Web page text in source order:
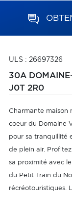
ULS : 26697326
30A
J0T 2R0
Charmante maison
coeur du Domaine
pour sa tranquillité
de plein air.
sa proximité avec
du Petit Train du
récréotouristiques.